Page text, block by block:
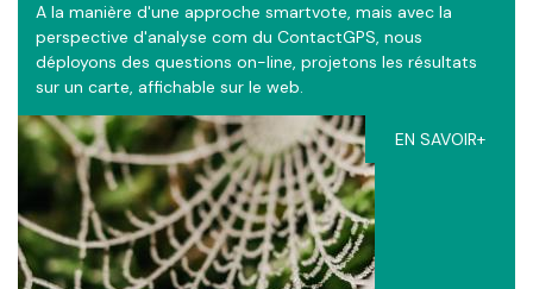
A la manière d'une approche smartvote, mais avec la
perspective d'analyse com du ContactGPS, nous
déployons des questions on-line, projetons les résultats
sur un carte, affichable sur le web.
EN SAVOIR+